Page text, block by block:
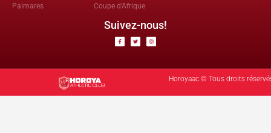
Palmares
Coupe d'Afrique
Suivez-nous!
Horoyaac © Tous droits